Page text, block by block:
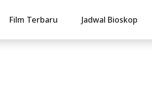
Film Terbaru Jadwal Bioskop